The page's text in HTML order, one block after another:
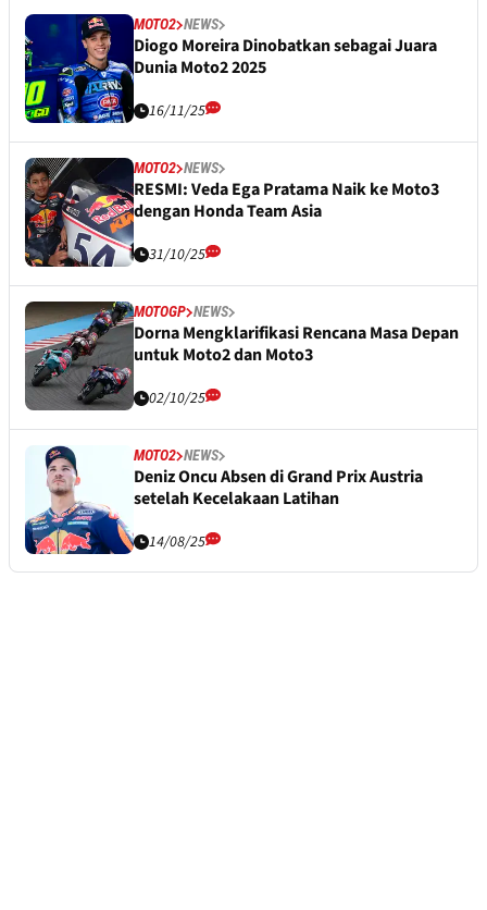
MOTO2 NEWS
Diogo Moreira Dinobatkan sebagai Juara
Dunia Moto2 2025
16/11/25
MOTO2 NEWS
RESMI: Veda Ega Pratama Naik ke Moto3
dengan Honda Team Asia
31/10/25
MOTOGP NEWS
Dorna Mengklarifikasi Rencana Masa Depan
untuk Moto2 dan Moto3
02/10/25
MOTO2 NEWS
Deniz Oncu Absen di Grand Prix Austria
setelah Kecelakaan Latihan
14/08/25